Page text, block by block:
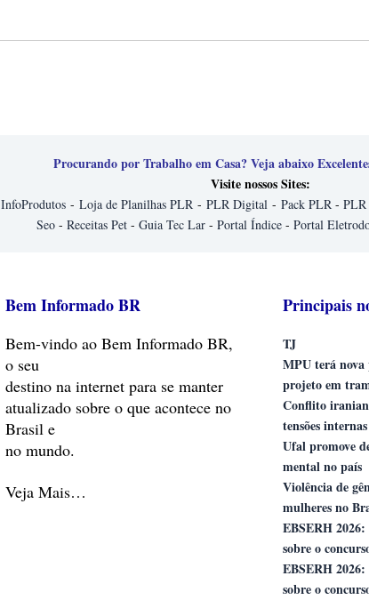
Procurando por Trabalho em Casa? Veja abaixo
Visite nossos Sites:
InfoProdutos- Loja de Planilhas PLR- PLR Digital- Pack PLR- PLR
Seo - Receitas Pet - Guia Tec Lar - Portal Índice - Portal
Bem Informado BR
Bem-vindoao Bem Informado BR,
o seu
destino na internet para se manter
atualizado sobre o que acontece no
Brasil e
no mundo.
Veja Mais…
Principais
TJ
MPU terá
projeto em
Conflito
tensões
Ufal promove
mental no país
Violência de
mulheres no
EBSERH
sobre o
EBSERH
sobre o